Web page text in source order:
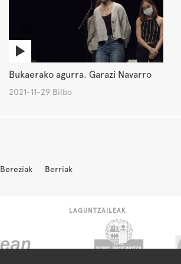
Bukaerako agurra. Garazi Navarro
2021-11-29 Bilbo
Bereziak Berriak
LAGUNTZAILEAK